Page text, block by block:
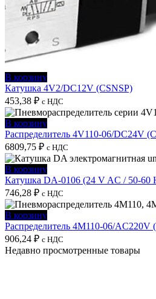
В корзину
Катушка 4V2/DC12V (CSNSP)
453,38 ₽ с НДС
В корзину
Распределитель 4V110-06/DC24V
6809,75 ₽ с НДС
В корзину
Катушка DA-0106 (24 V AC / 50-60
746,28 ₽ с НДС
В корзину
Распределитель 4M110-06/AC220V
906,24 ₽ с НДС
Недавно просмотренные товары